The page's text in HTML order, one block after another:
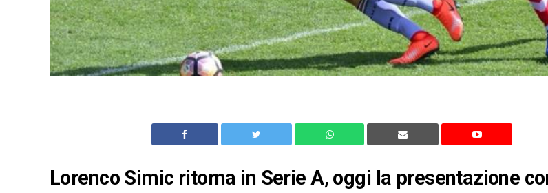
Lorenco Simic ritorna in Serie A, oggi la presentazione